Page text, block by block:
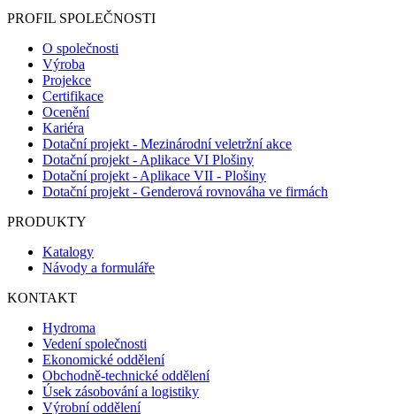
PROFIL SPOLEČNOSTI
O společnosti
Výroba
Projekce
Certifikace
Ocenění
Kariéra
Dotační projekt - Mezinárodní veletržní akce
Dotační projekt - Aplikace VI Plošiny
Dotační projekt - Aplikace VII - Plošiny
Dotační projekt - Genderová rovnováha ve firmách
PRODUKTY
Katalogy
Návody a formuláře
KONTAKT
Hydroma
Vedení společnosti
Ekonomické oddělení
Obchodně-technické oddělení
Úsek zásobování a logistiky
Výrobní oddělení